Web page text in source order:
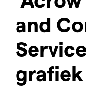
and
grafiek